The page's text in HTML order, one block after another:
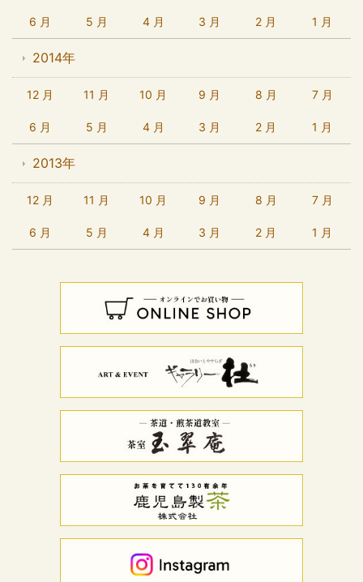
6 月 5 月 4 月 3 月 2 月 1 月
2014年
12 月 11 月 10 月 9 月 8 月 7 月
6 月 5 月 4 月 3 月 2 月 1 月
2013年
12 月 11 月 10 月 9 月 8 月 7 月
6 月 5 月 4 月 3 月 2 月 1 月